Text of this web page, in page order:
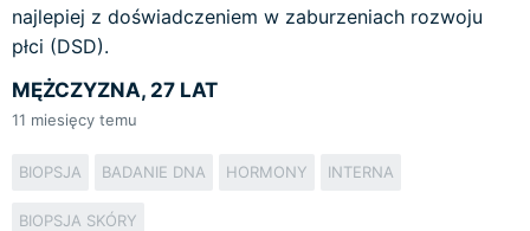
najlepiej z doświadczeniem w zaburzeniach rozwoju
płci (DSD).
MĘŻCZYZNA, 27 LAT
11 miesięcy temu
BIOPSJA BADANIE DNA HORMONY INTERNA
BIOPSJA SKÓRY